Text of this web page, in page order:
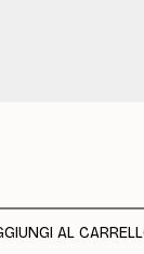
AL